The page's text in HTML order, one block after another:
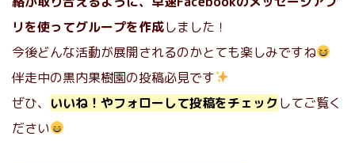
リを使ってグループを作成しました！
今後どんな活動が展開されるのかとても楽しみですね
伴走中の黒内果樹園の投稿必見です
ぜひ、 いいね！やフォローして投稿をチェック してご覧く
ださい